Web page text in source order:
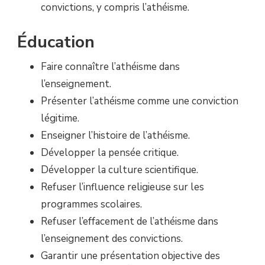
convictions, y compris l’athéisme.
Éducation
Faire connaître l’athéisme dans
l’enseignement.
Présenter l’athéisme comme une conviction
légitime.
Enseigner l’histoire de l’athéisme.
Développer la pensée critique.
Développer la culture scientifique.
Refuser l’influence religieuse sur les
programmes scolaires.
Refuser l’effacement de l’athéisme dans
l’enseignement des convictions.
Garantir une présentation objective des